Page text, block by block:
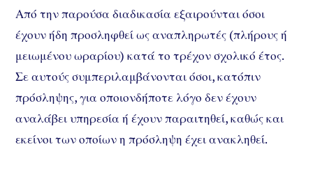
Από την παρούσα διαδικασία εξαιρούνται όσοι
έχουν ήδη προσληφθεί ως αναπληρωτές (πλήρους ή
μειωμένου ωραρίου) κατά το τρέχον σχολικό έτος.
Σε αυτούς συμπεριλαμβάνονται όσοι, κατόπιν
πρόσληψης, για οποιονδήποτε λόγο δεν έχουν
αναλάβει υπηρεσία ή έχουν παραιτηθεί, καθώς και
εκείνοι των οποίων η πρόσληψη έχει ανακληθεί.